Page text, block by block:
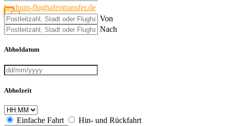
bochum-flughafentransfer.de
Von
Nach
Abholdatum
Abholzeit
Einfache Fahrt Hin- und Rückfahrt